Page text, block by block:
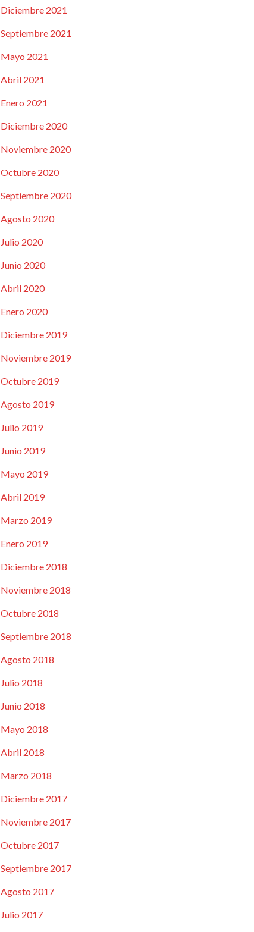
Diciembre 2021
Septiembre 2021
Mayo 2021
Abril 2021
Enero 2021
Diciembre 2020
Noviembre 2020
Octubre 2020
Septiembre 2020
Agosto 2020
Julio 2020
Junio 2020
Abril 2020
Enero 2020
Diciembre 2019
Noviembre 2019
Octubre 2019
Agosto 2019
Julio 2019
Junio 2019
Mayo 2019
Abril 2019
Marzo 2019
Enero 2019
Diciembre 2018
Noviembre 2018
Octubre 2018
Septiembre 2018
Agosto 2018
Julio 2018
Junio 2018
Mayo 2018
Abril 2018
Marzo 2018
Diciembre 2017
Noviembre 2017
Octubre 2017
Septiembre 2017
Agosto 2017
Julio 2017